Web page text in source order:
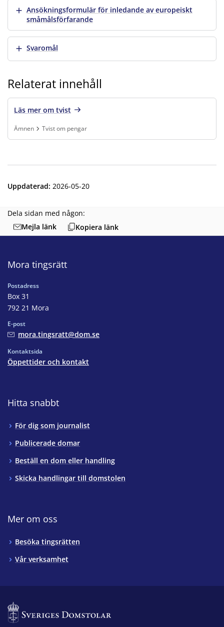
Visa merAnsökningsformulär för inledande av europeiskt
småmålsförfarande
Visa merSvaromål
Relaterat innehåll
Läs mer om tvist
Ämnen
Tvist om pengar
Finns under:Ämnen, Tvist om pengar.
Uppdaterad: 2026-05-20
Dela sidan med någon:
Mejla länk
Kopiera länk
Mora tingsrätt
Postadress
Box 31
792 21 Mora
E-post
mora.tingsratt@dom.se
Kontaktsida
Öppettider och kontakt
Hitta snabbt
För dig som journalist
Publicerade domar
Beställ en dom eller handling
Skicka handlingar till domstolen
Mer om oss
Besöka tingsrätten
Vår verksamhet